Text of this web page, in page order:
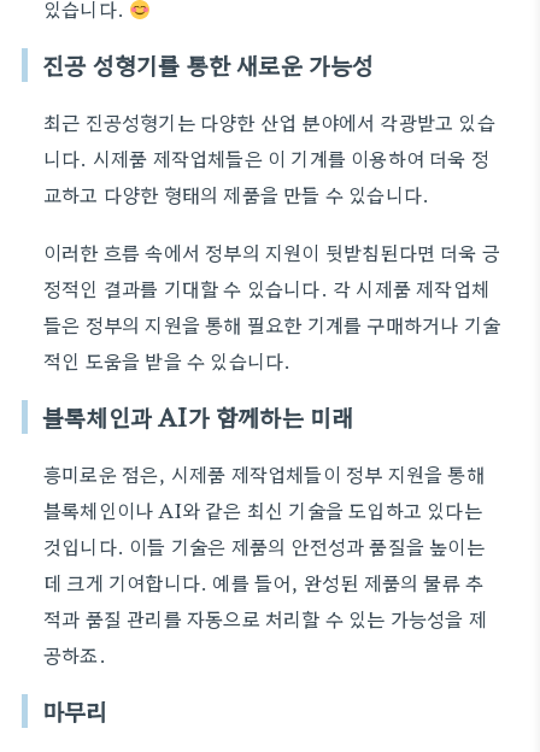
있습니다.
진공 성형기를 통한 새로운 가능성
최근 진공성형기는 다양한 산업 분야에서 각광받고 있습
니다. 시제품 제작업체들은 이 기계를 이용하여 더욱 정
교하고 다양한 형태의 제품을 만들 수 있습니다.
이러한 흐름 속에서 정부의 지원이 뒷받침된다면 더욱 긍
정적인 결과를 기대할 수 있습니다. 각 시제품 제작업체
들은 정부의 지원을 통해 필요한 기계를 구매하거나 기술
적인 도움을 받을 수 있습니다.
블록체인과 AI가 함께하는 미래
흥미로운 점은, 시제품 제작업체들이 정부 지원을 통해
블록체인이나 AI와 같은 최신 기술을 도입하고 있다는
것입니다. 이들 기술은 제품의 안전성과 품질을 높이는
데 크게 기여합니다. 예를 들어, 완성된 제품의 물류 추
적과 품질 관리를 자동으로 처리할 수 있는 가능성을 제
공하죠.
마무리